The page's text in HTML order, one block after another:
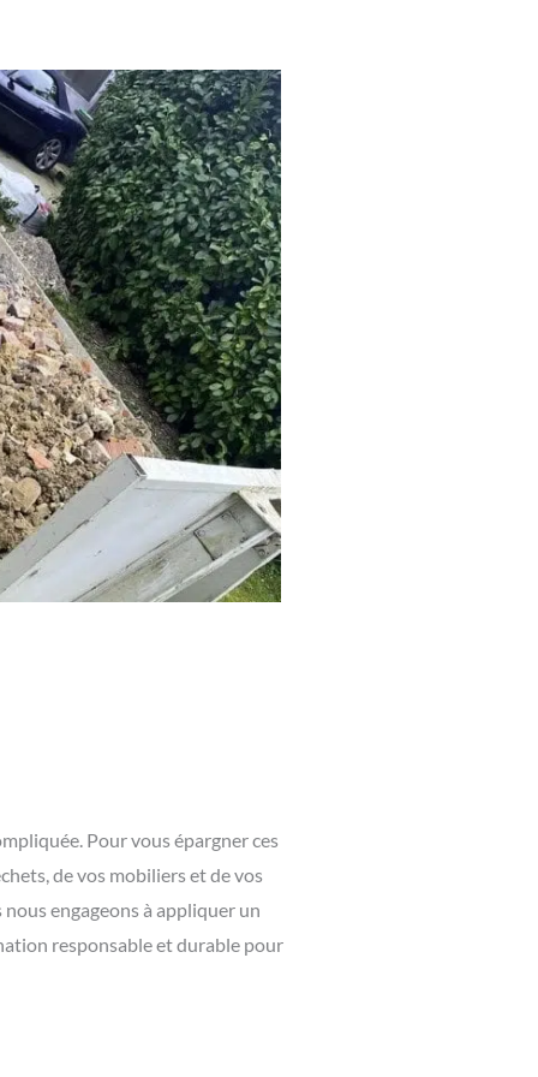
Pour vous épargner ces
de vos mobiliers et de vos
engageons à appliquer un
responsable et durable pour